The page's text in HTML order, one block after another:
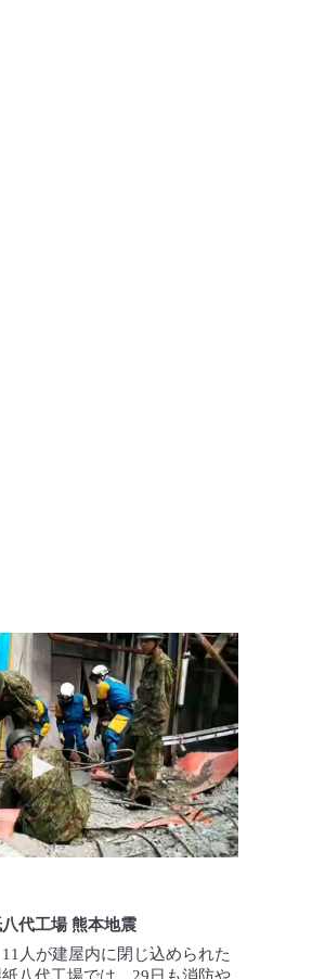
続く 動画を再生 救助活動続く日本製紙八代
代工場 熊本地震
人が建屋内に閉じ込められた